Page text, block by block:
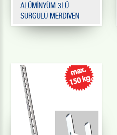
ALÜMİNYÜM 3LÜ
SÜRGÜLÜ MERDİVEN